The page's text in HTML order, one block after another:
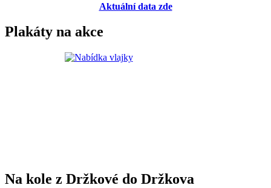
Aktuální data zde
Plakáty na akce
Na kole z Držkové do Držkova